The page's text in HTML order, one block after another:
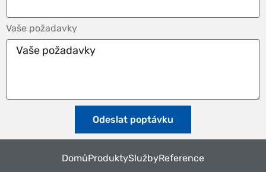
Vaše požadavky
Odeslat poptávku
DomůProduktySlužbyReference